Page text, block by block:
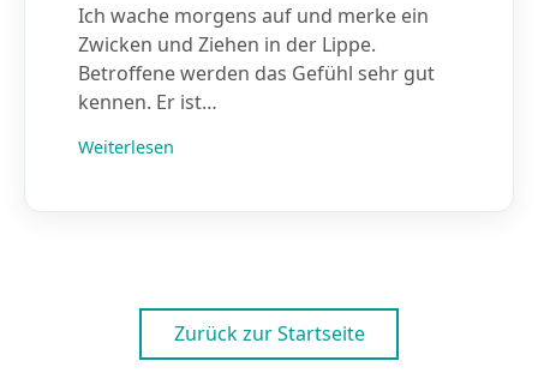
Ich wache morgens auf und merke ein
Zwicken und Ziehen in der Lippe.
Betroffene werden das Gefühl sehr gut
kennen. Er ist…
Weiterlesen
Zurück zur Startseite